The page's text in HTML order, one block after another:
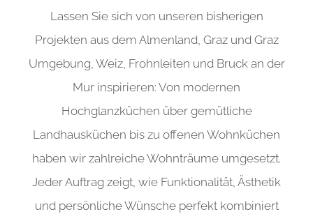
Lassen Sie sich von unseren bisherigen
Projekten aus dem Almenland, Graz und Graz
Umgebung, Weiz, Frohnleiten und Bruck an der
Mur inspirieren: Von modernen
Hochglanzküchen über gemütliche
Landhausküchen bis zu offenen Wohnküchen
haben wir zahlreiche Wohnträume umgesetzt.
Jeder Auftrag zeigt, wie Funktionalität, Ästhetik
und persönliche Wünsche perfekt kombiniert